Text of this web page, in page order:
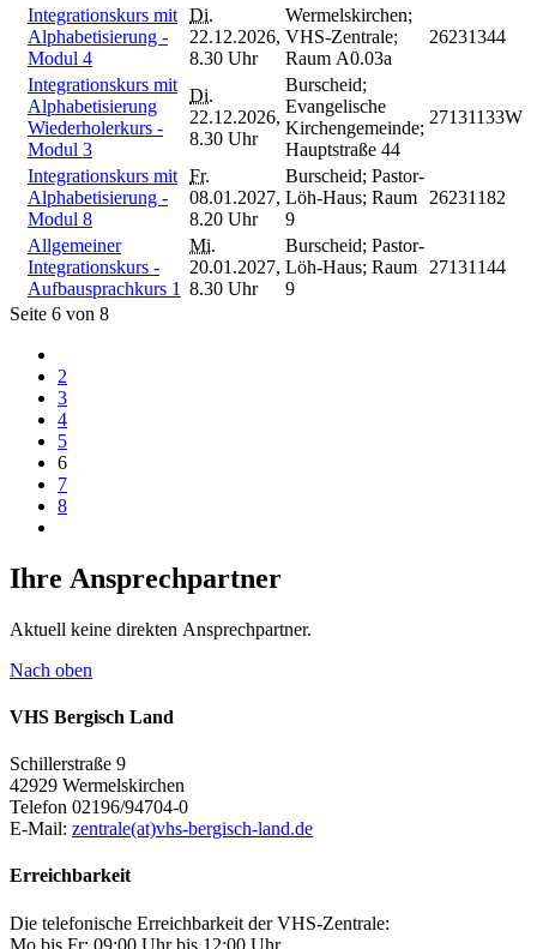
Integrationskurs mit
Alphabetisierung -
Modul 4
Di.
22.12.2026,
8.30 Uhr
Wermelskirchen;
VHS-Zentrale;
Raum A0.03a
26231344
Integrationskurs mit
Alphabetisierung
Wiederholerkurs -
Modul 3
Di.
22.12.2026,
8.30 Uhr
Burscheid;
Evangelische
Kirchengemeinde;
Hauptstraße 44
27131133W
Integrationskurs mit
Alphabetisierung -
Modul 8
Fr.
08.01.2027,
8.20 Uhr
Burscheid; Pastor-
Löh-Haus; Raum
9
26231182
Allgemeiner
Integrationskurs -
Aufbausprachkurs 1
Mi.
20.01.2027,
8.30 Uhr
Burscheid; Pastor-
Löh-Haus; Raum
9
27131144
Seite 6 von 8
2
3
4
5
6
7
8
Ihre Ansprechpartner
Aktuell keine direkten Ansprechpartner.
Nach oben
VHS Bergisch Land
Schillerstraße 9
42929 Wermelskirchen
Telefon 02196/94704-0
E-Mail: zentrale(at)vhs-bergisch-land.de
Erreichbarkeit
Die telefonische Erreichbarkeit der VHS-Zentrale:
Mo bis Fr: 09:00 Uhr bis 12:00 Uhr